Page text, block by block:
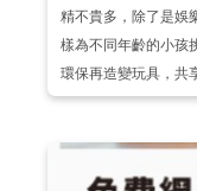
精不貴多，除了是娛
樣為不同年齡的小孩
環保再造變玩具，共